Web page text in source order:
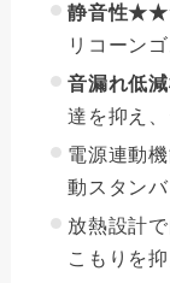
静音性
リコーン
音漏れ低
達を抑え
電源連動
動スタンバ
放熱設計
こもりを